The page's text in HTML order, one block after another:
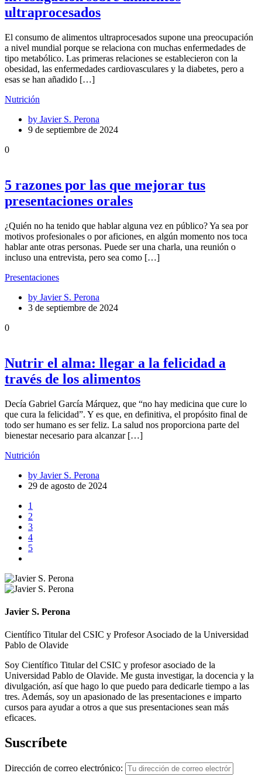
ultraprocesados
El consumo de alimentos ultraprocesados supone una preocupación
a nivel mundial porque se relaciona con muchas enfermedades de
tipo metabólico. Las primeras relaciones se establecieron con la
obesidad, las enfermedades cardiovasculares y la diabetes, pero a
esas se han añadido […]
Nutrición
by Javier S. Perona
9 de septiembre de 2024
0
5 razones por las que mejorar tus
presentaciones orales
¿Quién no ha tenido que hablar alguna vez en público? Ya sea por
motivos profesionales o por aficiones, en algún momento nos toca
hablar ante otras personas. Puede ser una charla, una reunión o
incluso una entrevista, pero sea como […]
Presentaciones
by Javier S. Perona
3 de septiembre de 2024
0
Nutrir el alma: llegar a la felicidad a
través de los alimentos
Decía Gabriel García Márquez, que “no hay medicina que cure lo
que cura la felicidad”. Y es que, en definitiva, el propósito final de
todo ser humano es ser feliz. La salud nos proporciona parte del
bienestar necesario para alcanzar […]
Nutrición
by Javier S. Perona
29 de agosto de 2024
1
2
3
4
5
Javier S. Perona
Científico Titular del CSIC y Profesor Asociado de la Universidad
Pablo de Olavide
Soy Científico Titular del CSIC y profesor asociado de la
Universidad Pablo de Olavide. Me gusta investigar, la docencia y la
divulgación, así que hago lo que puedo para dedicarle tiempo a las
tres. Además, soy un apasionado de las presentaciones e imparto
cursos para ayudar a otros a que sus presentaciones sean más
eficaces.
Suscríbete
Dirección de correo electrónico: